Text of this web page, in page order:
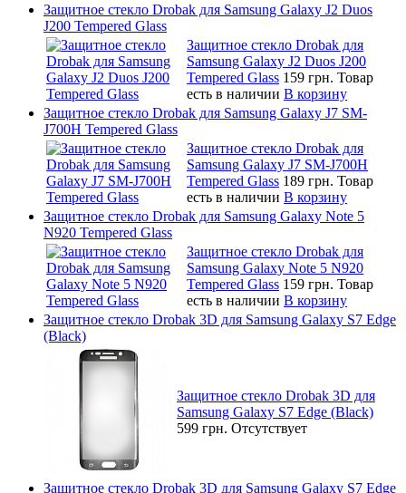
Защитное стекло Drobak для Samsung Galaxy J2 Duos
J200 Tempered Glass
Защитное стекло Drobak для
Samsung Galaxy J2 Duos J200
Tempered Glass 159 грн. Товар
есть в наличии В корзину
Защитное стекло Drobak для Samsung Galaxy J7 SM-
J700H Tempered Glass
Защитное стекло Drobak для
Samsung Galaxy J7 SM-J700H
Tempered Glass 189 грн. Товар
есть в наличии В корзину
Защитное стекло Drobak для Samsung Galaxy Note 5
N920 Tempered Glass
Защитное стекло Drobak для
Samsung Galaxy Note 5 N920
Tempered Glass 159 грн. Товар
есть в наличии В корзину
Защитное стекло Drobak 3D для Samsung Galaxy S7 Edge
(Black)
Защитное стекло Drobak 3D для
Samsung Galaxy S7 Edge (Black)
599 грн. Отсутствует
Защитное стекло Drobak 3D для Samsung Galaxy S7 Edge